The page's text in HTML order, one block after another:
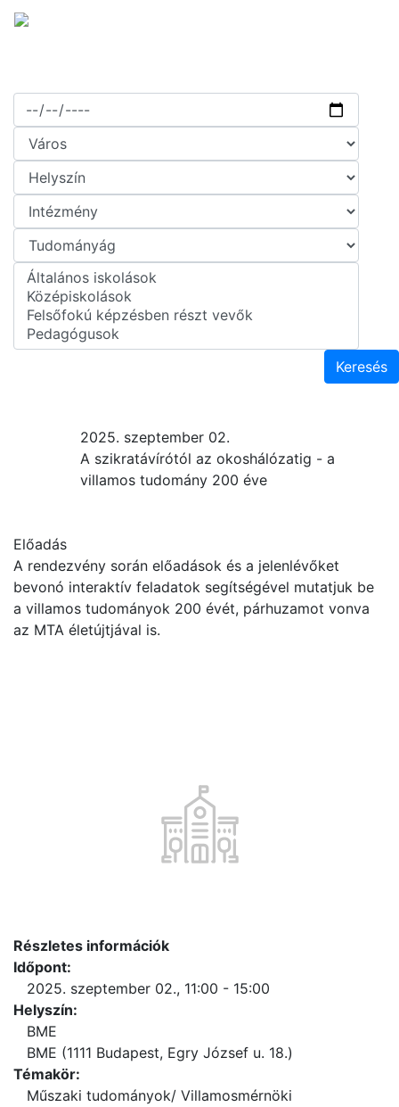
Keresés
2025. szeptember 02.
A szikratávírótól az okoshálózatig - a
villamos tudomány 200 éve
Előadás
A rendezvény során előadások és a jelenlévőket
bevonó interaktív feladatok segítségével mutatjuk be
a villamos tudományok 200 évét, párhuzamot vonva
az MTA életújtjával is.
Részletes információk
Időpont:
2025. szeptember 02., 11:00 - 15:00
Helyszín:
BME
BME (1111 Budapest, Egry József u. 18.)
Témakör:
Műszaki tudományok/ Villamosmérnöki